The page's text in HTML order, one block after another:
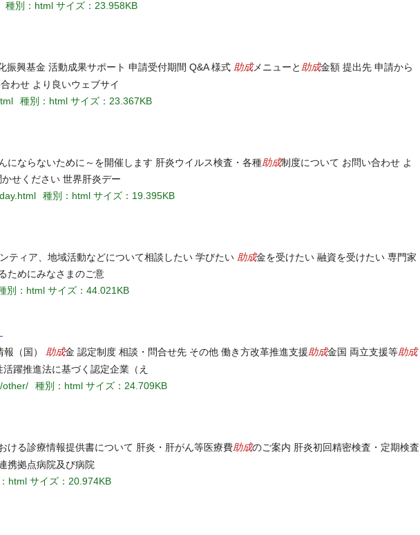
種別：html サイズ：23.958KB
興基金 活動成果サポート 申請受付期間 Q&A 様式 助成メニューと 助成金額 提出先 申請から
わせ より良いウェブサイ
種別：html サイズ：23.367KB
ならないために～を開催します 肝炎ウイルス検査・各種助成制度について お問い合わせ よ
せください 世界肝炎デー
種別：html サイズ：19.395KB
ティア、地域活動などについて相談したい 学びたい 助成金を受けたい 融資を受けたい 専門家
ためにみなさまのご意
別：html サイズ：44.021KB
（国） 助成金 認定制度 相談・問合せ先 その他 働き方改革推進支援助成金国 両立支援等助成
活躍推進法に基づく認定企業（え
other/
種別：html サイズ：24.709KB
ける診療情報提供書について 肝炎・肝がん等医療費助成のご案内 肝炎初回精密検査・定期検査
携拠点病院及び病院
html サイズ：20.974KB